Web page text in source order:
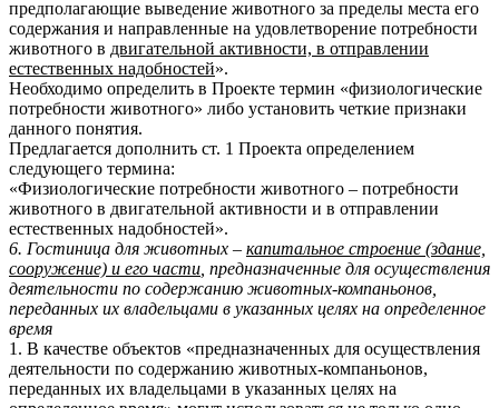
предполагающие выведение животного за пределы места его
содержания и направленные на удовлетворение потребности
животного в двигательной активности, в отправлении
естественных надобностей».
Необходимо определить в Проекте термин «физиологические
потребности животного» либо установить четкие признаки
данного понятия.
Предлагается дополнить ст. 1 Проекта определением
следующего термина:
«Физиологические потребности животного – потребности
животного в двигательной активности и в отправлении
естественных надобностей».
6. Гостиница для животных – капитальное строение (здание,
сооружение) и его части , предназначенные для осуществления
деятельности по содержанию животных-компаньонов,
переданных их владельцами в указанных целях на определенное
время
1. В качестве объектов «предназначенных для осуществления
деятельности по содержанию животных-компаньонов,
переданных их владельцами в указанных целях на